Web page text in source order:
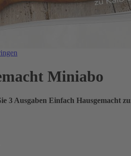
Miniabo
3 Ausgaben Einfach Hausgemacht